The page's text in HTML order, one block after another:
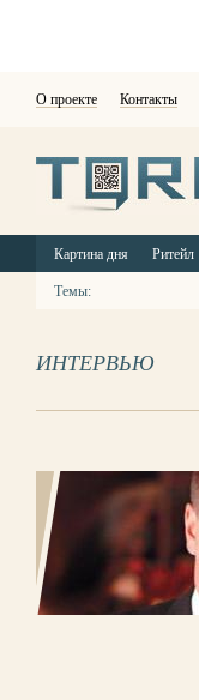
О проекте Контакты
Картина дня Ритейл
Темы:
ИНТЕРВЬЮ